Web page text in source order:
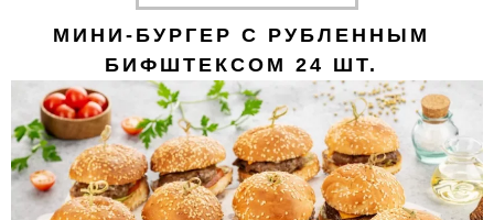
МИНИ-БУРГЕР С РУБЛЕННЫМ
БИФШТЕКСОМ 24 ШТ.